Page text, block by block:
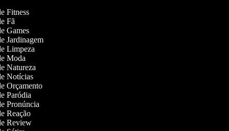
Fitness
Fã
Games
Jardinagem
Limpeza
Moda
Natureza
Notícias
Orçamento
Paródia
Pronúncia
Reação
Review